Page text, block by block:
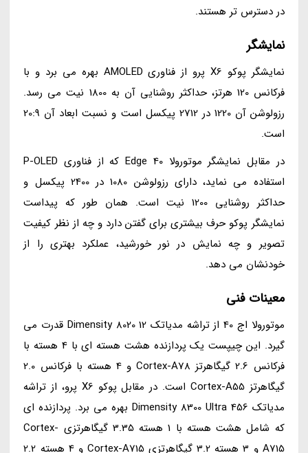
در دسترس تر هستند.
نمایشگر
نمایشگر پوکو X6 پرو از فناوری AMOLED بهره می برد و با
فرکانس 120 هرتز، حداکثر روشنایی آن به 1800 نیت می رسد.
رزولوشن آن 1220 در 2712 پیکسل است و نسبت ابعاد آن 20:9
است.
در مقابل نمایشگر موتورولا Edge 40 که از فناوری P-OLED
استفاده می نماید، دارای رزولوشن 1080 در 2400 پیکسل و
حداکثر روشنایی 1200 نیت است. همان طور که پیداست
نمایشگر پوکو حرف بیشتری برای گفتن دارد و چه از نظر کیفیت
تصویر و چه نمایش در نور خورشید، عملکرد بهتری را از
خودنشان می دهد.
معینات فنی
موتورولا اج 40 از تراشه مدیاتک Dimensity 8020 12 قدرت می
گیرد. این چیپست یک پردازنده هشت هسته ای با 4 هسته با
فرکانس 2.6 گیگاهرتز Cortex-A78 و 4 هسته با فرکانس 2.0
گیگاهرتز Cortex-A55 است. در مقابل پوکو X6 پرو، از تراشه
مدیاتک Dimensity 8300 Ultra 456 بهره می برد. پردازنده ای
که شامل هشت هسته با 1 هسته 3.35 گیگاهرتزی Cortex-
A715 و 3 هسته 3.2 گیگاهرتزی Cortex-A715 و 4 هسته 2.2